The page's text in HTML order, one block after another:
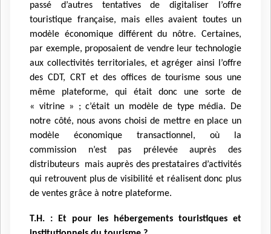
passé d’autres tentatives de digitaliser l’offre
touristique française, mais elles avaient toutes un
modèle économique différent du nôtre. Certaines,
par exemple, proposaient de vendre leur technologie
aux collectivités territoriales, et agréger ainsi l’offre
des CDT, CRT et des offices de tourisme sous une
même plateforme, qui était donc une sorte de
« vitrine » ; c’était un modèle de type média. De
notre côté, nous avons choisi de mettre en place un
modèle économique transactionnel, où la
commission n’est pas prélevée auprès des
distributeurs mais auprès des prestataires d’activités
qui retrouvent plus de visibilité et réalisent donc plus
de ventes grâce à notre plateforme.
T.H. : Et pour les hébergements touristiques et